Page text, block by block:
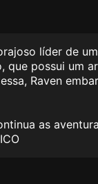
líder de
possui um
Raven
as